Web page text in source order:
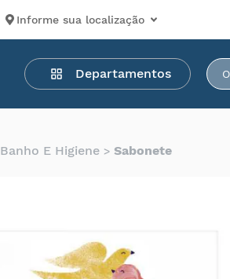
Informe sua localização
Departamentos
Banho E Higiene Sabonete